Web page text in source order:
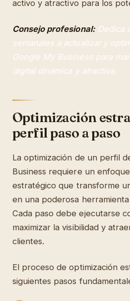
activo y atractivo para los
Consejo profesional: Dedica
semanales a actualizar y
Google My Business para
digital dinámica y atractiva.
Optimización
perfil paso a paso
La optimización de un perfil
Business requiere un
estratégico que transforme
en una poderosa
Cada paso debe ejecutarse
maximizar la visibilidad y
clientes.
El proceso de optimización
siguientes pasos